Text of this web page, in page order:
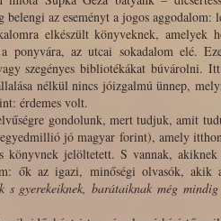
az eseményt a jogos aggodalom:
elkészült könyveknek, amelyek
ponyvára, az utcai sokadalom elé.
szegényes bibliotékákat búvárolni.
nélkül nincs jóizgalmú ünnep,
érdemes volt.
gondolunk, mert tudjuk, amit
jó magyar forint), amely
könyvnek jelöltetett. S vannak,
ők az igazi, minőségi olvasók, akik
s gyerekeiknek, barátaiknak még